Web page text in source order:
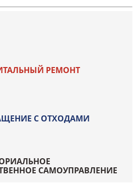
РЕМОНТ
С ОТХОДАМИ
САМОУПРАВЛЕНИЕ